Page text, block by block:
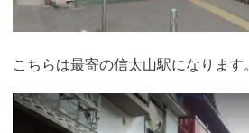
こちらは最寄の信太山駅になります。